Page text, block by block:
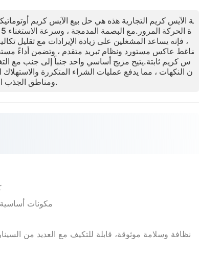
آلة الآيس كريم التجارية هذه هي حل بيع الآيس كريم
، فإنه يساعد المشغلين على زيادة الإيرادات مع تقليل
ضاغط عاكس مستورد ونظام تبريد متقدم ، وتضمن أداءً
ن النكهات ، مما يدفع عمليات الشراء المتكررة
ومناطق الجذب السياحي ومساحات البيع بالتجزئة الراحة.
مكونات أساسية
نظافة وسلامة موثوقة، قابلة للتكيف مع العديد من